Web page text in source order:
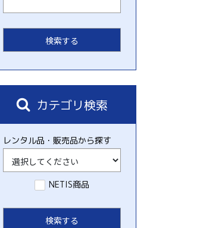
カテゴリ検索
レンタル品・販売品から探す
NETIS商品